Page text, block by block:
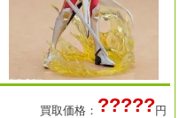
買取価格： ?????円